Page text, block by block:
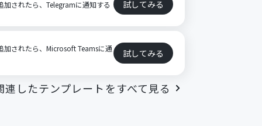
加されたら、Telegramに通知する 試してみる
加されたら、Microsoft Teamsに通 試してみる
連したテンプレートをすべて見る